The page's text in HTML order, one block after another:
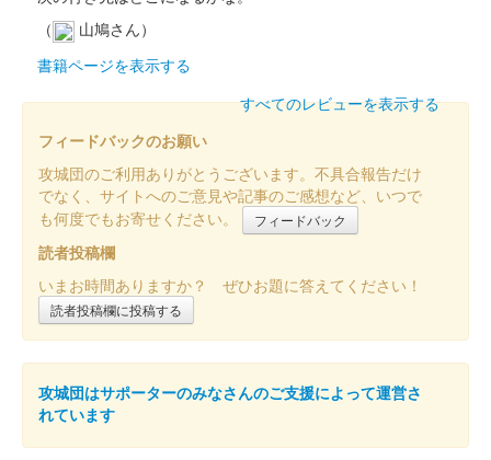
（
山鳩さん）
書籍ページを表示する
すべてのレビューを表示する
フィードバックのお願い
攻城団のご利用ありがとうございます。不具合報告だけ
でなく、サイトへのご意見や記事のご感想など、いつで
も何度でもお寄せください。
フィードバック
読者投稿欄
いまお時間ありますか？ ぜひお題に答えてください！
読者投稿欄に投稿する
攻城団はサポーターのみなさんのご支援によって運営さ
れています